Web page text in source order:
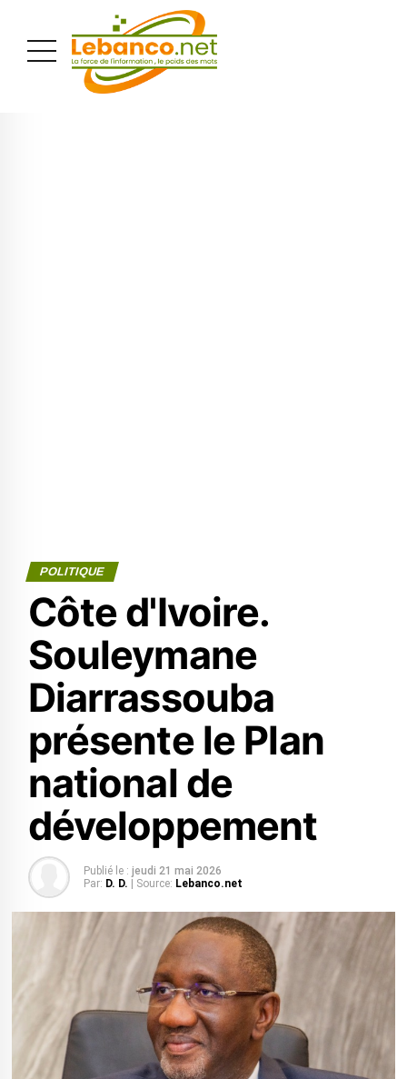
POLITIQUE
Côte d'Ivoire.
Souleymane
Diarrassouba
présente le Plan
national de
développement
Publié le : jeudi 21 mai 2026
Par: D. D. | Source: Lebanco.net